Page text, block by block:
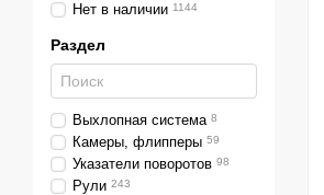
Нет в наличии 1144
Раздел
Выхлопная система 8
Камеры, флипперы 59
Указатели поворотов 98
Рули 243